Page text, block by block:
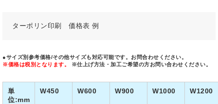
ターポリン印刷 価格表 例
●サイズ別参考価格/その他サイズも対応可能です。お問合わせください。
※価格は税別となります。
※仕上げ方法・加工ご希望の方お問い合わせください。
単
位:mm
W450 W600 W900 W1000 W1200